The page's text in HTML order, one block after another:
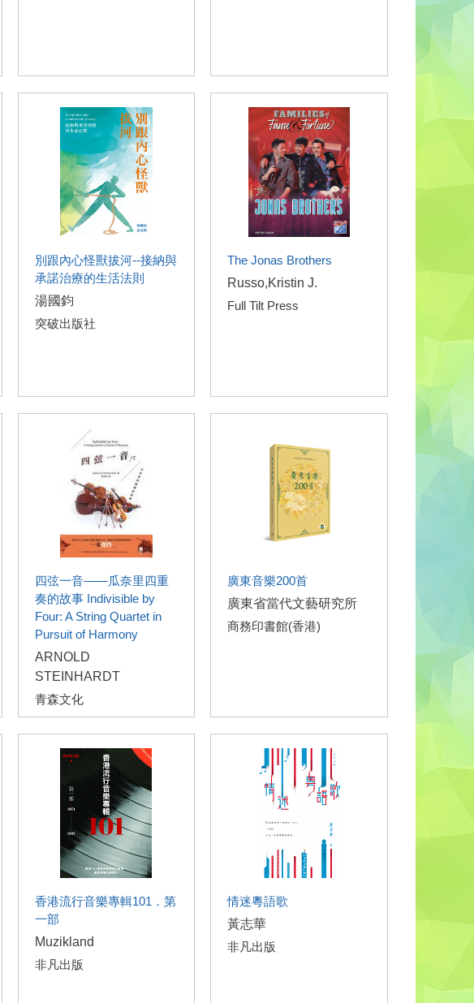
別跟內心怪獸拔河--接納與
承諾治療的生活法則
湯國鈞
突破出版社
The Jonas Brothers
Russo,Kristin J.
Full Tilt Press
四弦一音——瓜奈里四重
奏的故事 Indivisible by
Four: A String Quartet in
Pursuit of Harmony
ARNOLD
STEINHARDT
青森文化
廣東音樂200首
廣東省當代文藝研究所
商務印書館(香港)
香港流行音樂專輯101．第
一部
Muzikland
非凡出版
情迷粵語歌
黃志華
非凡出版